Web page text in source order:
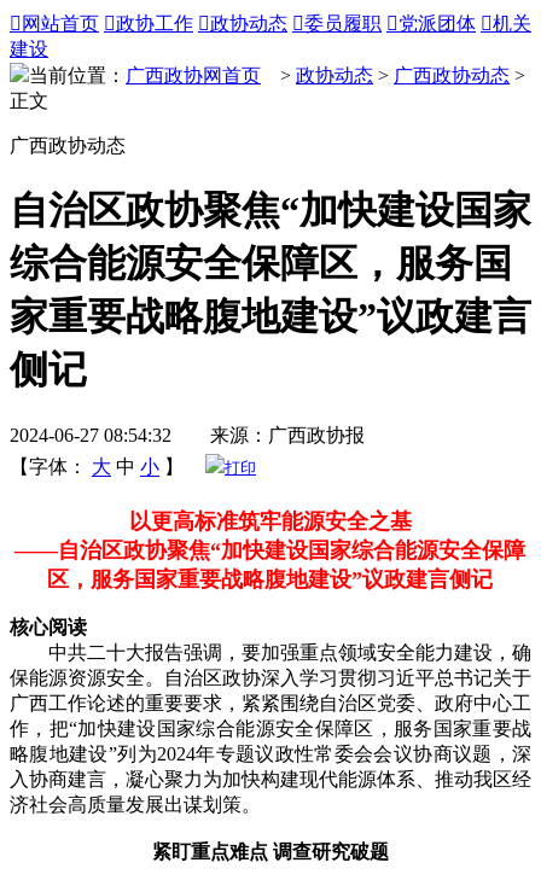
 网站首页 政协工作 政协动态 委员履职 党派团体 机关
建设
当前位置： 广西政协网首页 > 政协动态 > 广西政协动态 >
正文
广西政协动态
自治区政协聚焦“加快建设国家
综合能源安全保障区，服务国
家重要战略腹地建设”议政建言
侧记
2024-06-27 08:54:32 来源：广西政协报
【字体：
大 中 小 】 打印
以更高标准筑牢能源安全之基
——自治区政协聚焦“加快建设国家综合能源安全保障
区，服务国家重要战略腹地建设”议政建言侧记
核心阅读
中共二十大报告强调，要加强重点领域安全能力建设，确
保能源资源安全。自治区政协深入学习贯彻习近平总书记关于
广西工作论述的重要要求，紧紧围绕自治区党委、政府中心工
作，把“加快建设国家综合能源安全保障区，服务国家重要战
略腹地建设”列为2024年专题议政性常委会会议协商议题，深
入协商建言，凝心聚力为加快构建现代能源体系、推动我区经
济社会高质量发展出谋划策。
紧盯重点难点 调查研究破题